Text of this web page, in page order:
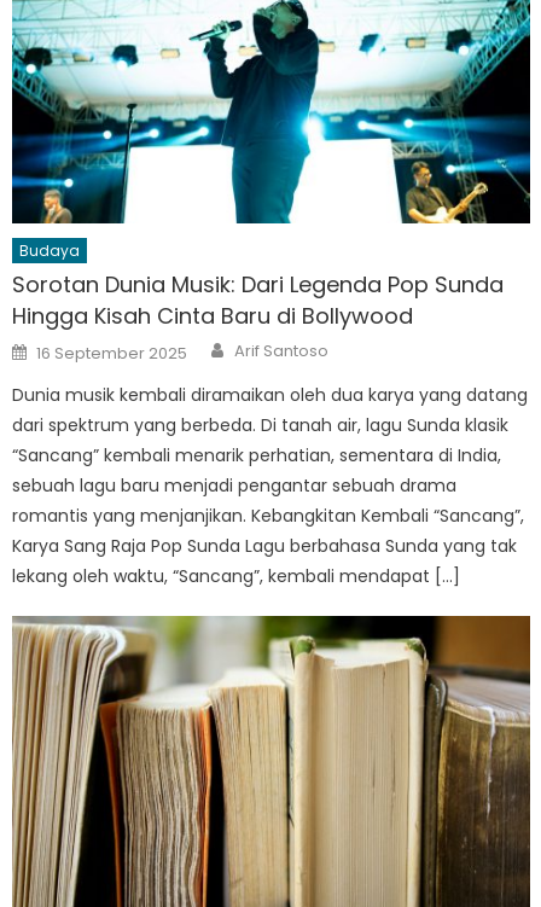
Budaya
Sorotan Dunia Musik: Dari Legenda Pop Sunda
Hingga Kisah Cinta Baru di Bollywood
Posted
on
16 September 2025 Author
Arif Santoso
Dunia musik kembali diramaikan oleh dua karya yang datang
dari spektrum yang berbeda. Di tanah air, lagu Sunda klasik
“Sancang” kembali menarik perhatian, sementara di India,
sebuah lagu baru menjadi pengantar sebuah drama
romantis yang menjanjikan. Kebangkitan Kembali “Sancang”,
Karya Sang Raja Pop Sunda Lagu berbahasa Sunda yang tak
lekang oleh waktu, “Sancang”, kembali mendapat […]